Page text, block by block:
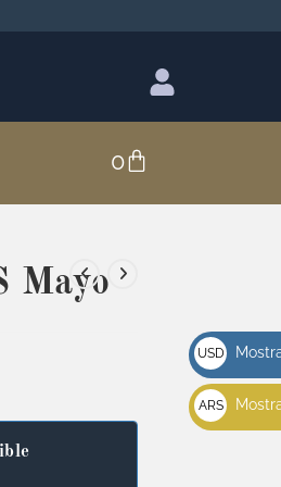
0
Mayo
USD
u$s
ARS
$